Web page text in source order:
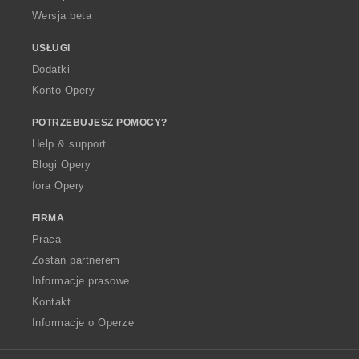
Wersja beta
USŁUGI
Dodatki
Konto Opery
POTRZEBUJESZ POMOCY?
Help & support
Blogi Opery
fora Opery
FIRMA
Praca
Zostań partnerem
Informacje prasowe
Kontakt
Informacje o Operze